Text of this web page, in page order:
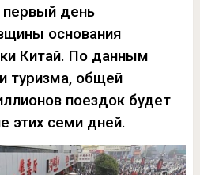
день
основания
Китай. По данным
туризма, общей
поездок будет
этих семи дней.